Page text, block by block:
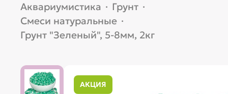
Аквариумистика · Грунт ·
Смеси натуральные ·
Грунт "Зеленый", 5-8мм, 2кг
АКЦИЯ